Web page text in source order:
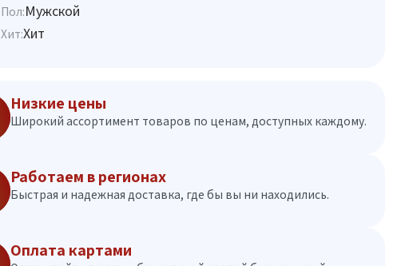
Пол:Мужской
Хит:Хит
Низкие цены
Широкий ассортимент товаров по ценам, доступных каждому.
Работаем в регионах
Быстрая и надежная доставка, где бы вы ни находились.
Оплата картами